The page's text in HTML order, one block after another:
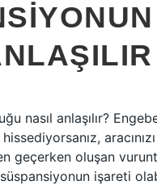
nasıl anlaşılır?
geçerken oluşan
işareti